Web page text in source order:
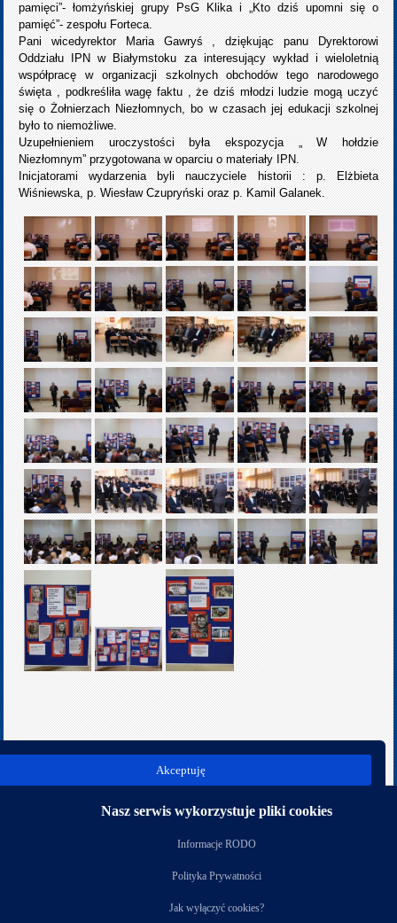
pamięci”- łomżyńskiej grupy PsG Klika i „Kto dziś upomni się o
pamięć”- zespołu Forteca.
Pani wicedyrektor Maria Gawryś , dziękując panu Dyrektorowi
Oddziału IPN w Białymstoku za interesujący wykład i wieloletnią
współpracę w organizacji szkolnych obchodów tego narodowego
święta , podkreśliła wagę faktu , że dziś młodzi ludzie mogą uczyć
się o Żołnierzach Niezłomnych, bo w czasach jej edukacji szkolnej
było to niemożliwe.
Uzupełnieniem uroczystości była ekspozycja „ W hołdzie
Niezłomnym” przygotowana w oparciu o materiały IPN.
Inicjatorami wydarzenia byli nauczyciele historii : p. Elżbieta
Wiśniewska, p. Wiesław Czupryński oraz p. Kamil Galanek.
poprz.
Akceptuję
Nasz serwis wykorzystuje pliki cookies
Informacje RODO
Polityka Prywatności
Jak wyłączyć cookies?